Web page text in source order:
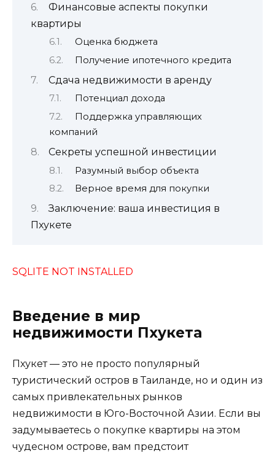
Финансовые аспекты покупки
квартиры
Оценка бюджета
Получение ипотечного кредита
Сдача недвижимости в аренду
Потенциал дохода
Поддержка управляющих
компаний
Секреты успешной инвестиции
Разумный выбор объекта
Верное время для покупки
Заключение: ваша инвестиция в
Пхукете
SQLITE NOT INSTALLED
Введение в мир
недвижимости Пхукета
Пхукет — это не просто популярный
туристический остров в Таиланде, но и один из
самых привлекательных рынков
недвижимости в Юго-Восточной Азии. Если вы
задумываетесь о покупке квартиры на этом
чудесном острове, вам предстоит